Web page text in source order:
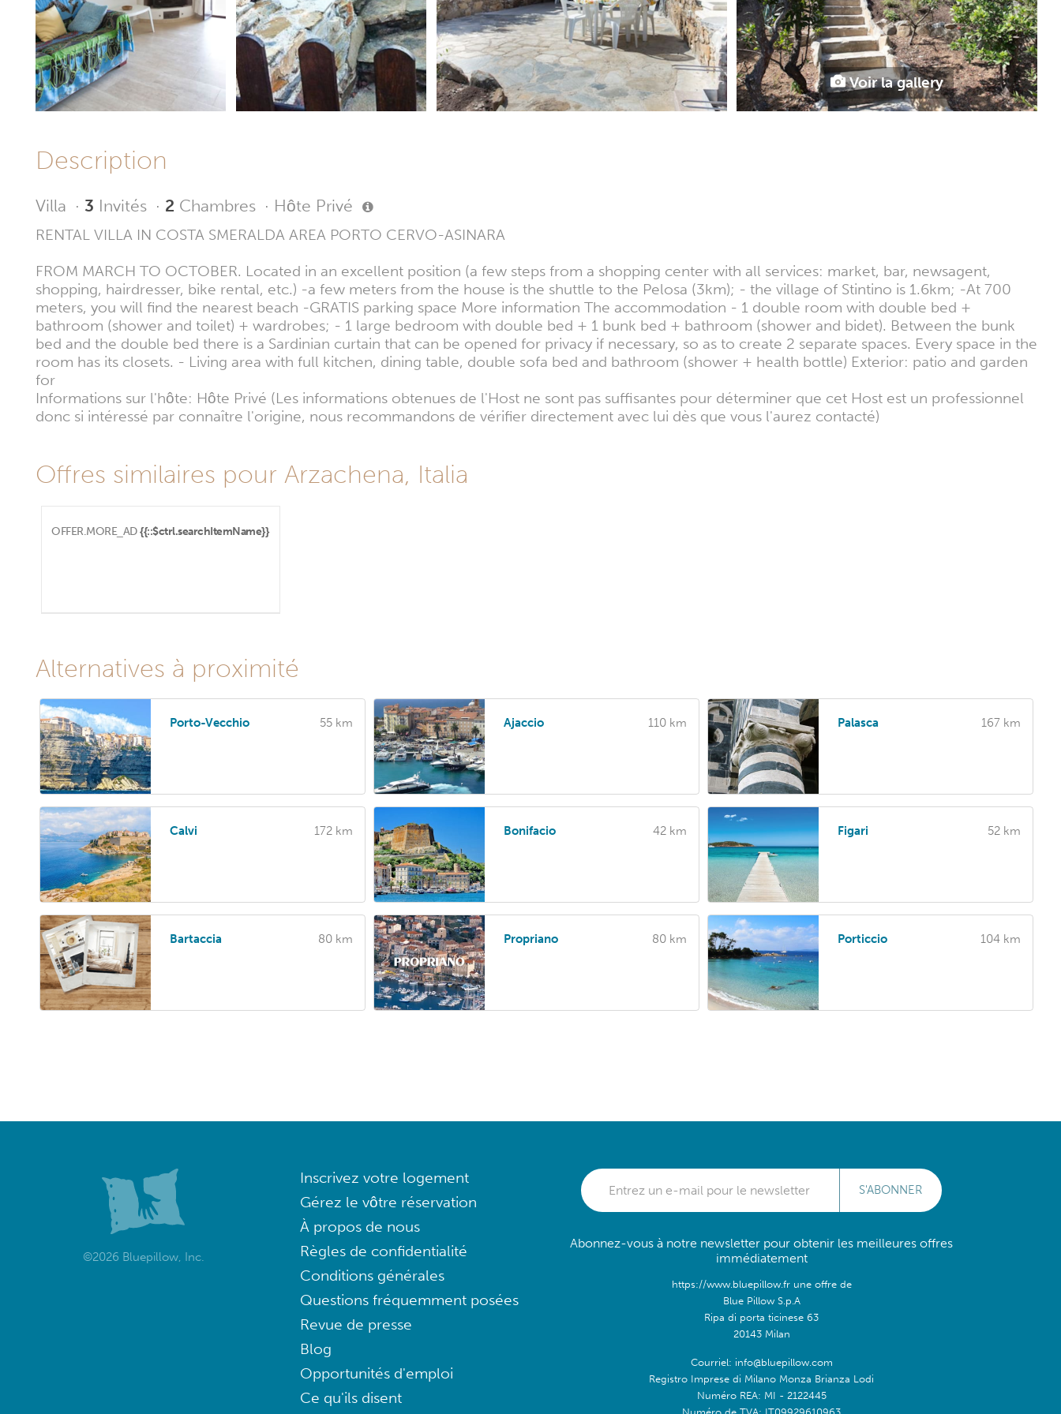
Voir la gallery
Description
Villa · 3 Invités · 2 Chambres · Hôte Privé
RENTAL VILLA IN COSTA SMERALDA AREA PORTO CERVO-ASINARA
FROM MARCH TO OCTOBER. Located in an excellent position (a few steps from a shopping center with all services: market, bar, newsagent,
shopping, hairdresser, bike rental, etc.) -a few meters from the house is the shuttle to the Pelosa (3km); - the village of Stintino is 1.6km; -At 700
meters, you will find the nearest beach -GRATIS parking space More information The accommodation - 1 double room with double bed +
bathroom (shower and toilet) + wardrobes; - 1 large bedroom with double bed + 1 bunk bed + bathroom (shower and bidet). Between the bunk
bed and the double bed there is a Sardinian curtain that can be opened for privacy if necessary, so as to create 2 separate spaces. Every space in the
room has its closets. - Living area with full kitchen, dining table, double sofa bed and bathroom (shower + health bottle) Exterior: patio and garden
for
Informations sur l'hôte: Hôte Privé (Les informations obtenues de l'Host ne sont pas suffisantes pour déterminer que cet Host est un professionnel
donc si intéressé par connaître l'origine, nous recommandons de vérifier directement avec lui dès que vous l'aurez contacté)
Offres similaires pour Arzachena, Italia
OFFER.MORE_AD {{::$ctrl.searchItemName}}
Alternatives à proximité
Porto-Vecchio 55 km Ajaccio 110 km Palasca 167 km
Calvi 172 km Bonifacio 42 km Figari 52 km
Bartaccia 80 km Propriano 80 km Porticcio 104 km
©2026 Bluepillow, Inc.
Inscrivez votre logement
Gérez le vôtre réservation
À propos de nous
Règles de confidentialité
Conditions générales
Questions fréquemment posées
Revue de presse
Blog
Opportunités d'emploi
Ce qu'ils disent
S'ABONNER
Abonnez-vous à notre newsletter pour obtenir les meilleures offres
immédiatement
https://www.bluepillow.fr une offre de
Blue Pillow S.p.A
Ripa di porta ticinese 63
20143 Milan
Courriel: info@bluepillow.com
Registro Imprese di Milano Monza Brianza Lodi
Numéro REA: MI - 2122445
Numéro de TVA: IT09929610963